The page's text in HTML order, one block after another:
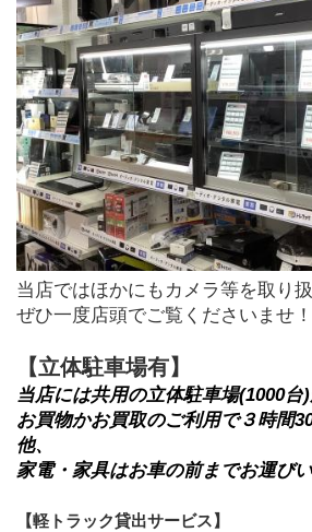
当店ではほかにもカメラ等を取り
ぜひ一度店頭でご覧くださいませ！
【立体駐車場有】
当店には共用の立体駐車場(1000台
お買物かお買取のご利用で３時間
他、
家電・家具はお車の前までお運び
【軽トラック貸出サービス】